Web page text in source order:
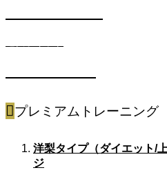
プレミアムトレーニング
洋梨タイプ（ダイエット/
ジ